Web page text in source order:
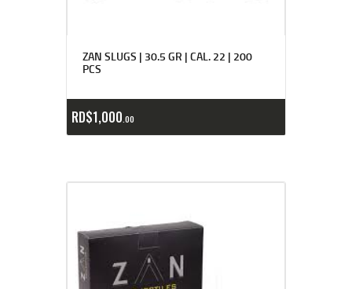
ZAN SLUGS | 30.5 GR | CAL. 22 | 200
PCS
RD$1,000 00